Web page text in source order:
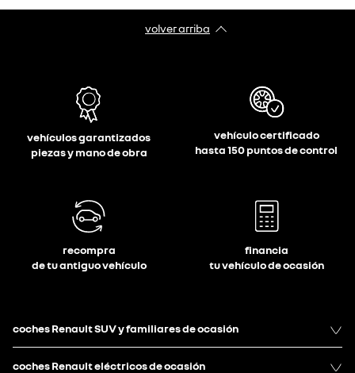
volver arriba
vehículos garantizados
piezas y mano de obra
vehículo certificado
hasta 150 puntos de control
recompra
de tu antiguo vehículo
financia
tu vehículo de ocasión
coches Renault SUV y familiares de ocasión
coches Renault eléctricos de ocasión